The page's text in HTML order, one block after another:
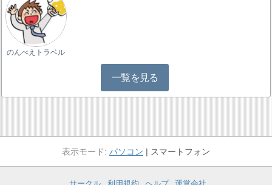
のんべえトラベル
一覧を見る
パソコン スマートフォン